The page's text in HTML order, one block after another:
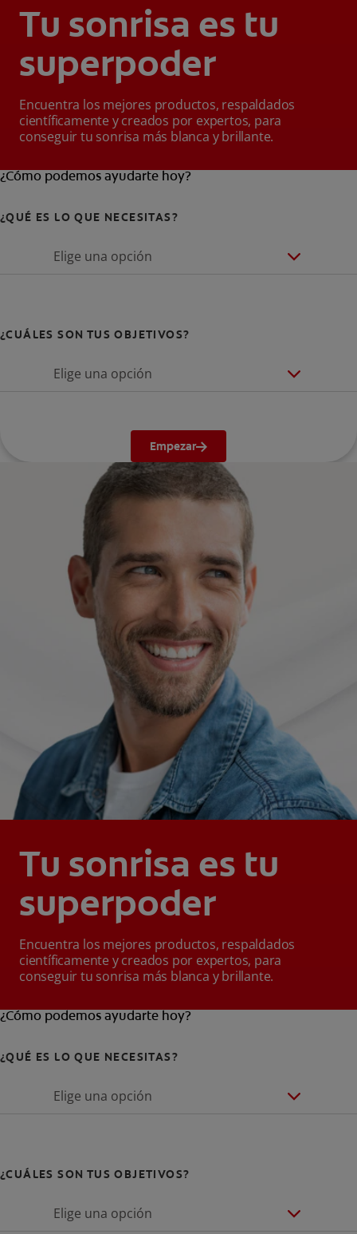
Tu sonrisa es tu
superpoder
Encuentra los mejores productos, respaldados
científicamente y creados por expertos, para
conseguir tu sonrisa más blanca y brillante.
¿Cómo podemos ayudarte hoy?
¿QUÉ ES LO QUE NECESITAS?
Elige una opción
¿CUÁLES SON TUS OBJETIVOS?
Elige una opción
Empezar
Tu sonrisa es tu
superpoder
Encuentra los mejores productos, respaldados
científicamente y creados por expertos, para
conseguir tu sonrisa más blanca y brillante.
¿Cómo podemos ayudarte hoy?
¿QUÉ ES LO QUE NECESITAS?
Elige una opción
¿CUÁLES SON TUS OBJETIVOS?
Elige una opción